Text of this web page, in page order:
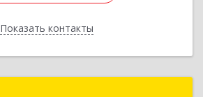
Показать контакты
Назад